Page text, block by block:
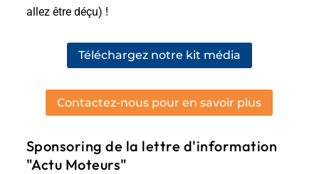
allez être déçu) !
Téléchargez notre kit média
Contactez-nous pour en savoir plus
Sponsoring de la lettre d'information
"Actu Moteurs"